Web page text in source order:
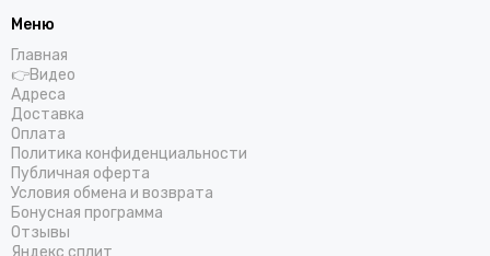
Меню
Главная
👉Видео
Адреса
Доставка
Оплата
Политика конфиденциальности
Публичная оферта
Условия обмена и возврата
Бонусная программа
Отзывы
Яндекс сплит